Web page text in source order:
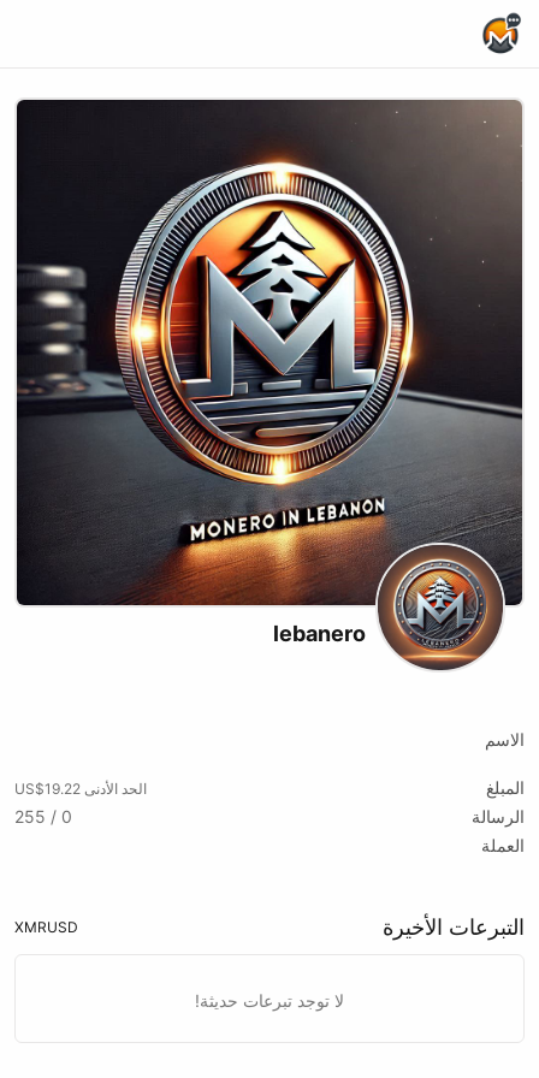
lebanero
الاسم
المبلغ الحد الأدنى US$19.22
الرسالة
0 / 255
العملة
التبرعات الأخيرة USD
XMR
لا توجد تبرعات حديثة!